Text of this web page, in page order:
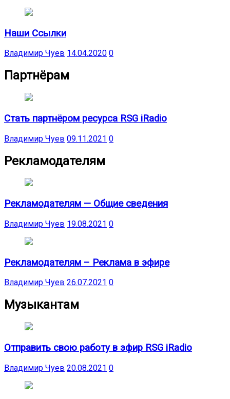
Наши Ссылки
Владимир Чуев 14.04.2020 0
Партнёрам
Стать партнёром ресурса RSG iRadio
Владимир Чуев 09.11.2021 0
Рекламодателям
Рекламодателям — Общие сведения
Владимир Чуев 19.08.2021 0
Рекламодателям – Реклама в эфире
Владимир Чуев 26.07.2021 0
Музыкантам
Отправить свою работу в эфир RSG iRadio
Владимир Чуев 20.08.2021 0